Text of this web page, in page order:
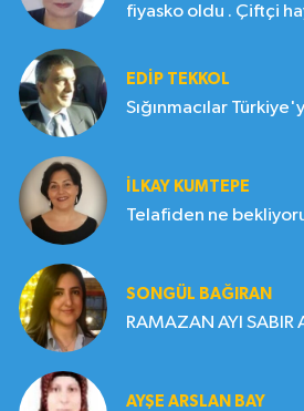
fiyasko oldu . Çiftçi
EDIP TEKKOL
Sığınmacılar
İLKAY KUMTEPE
Telafiden ne
SONGÜL BAĞIRAN
RAMAZAN AYI SABIR
AYŞE ARSLAN BAY